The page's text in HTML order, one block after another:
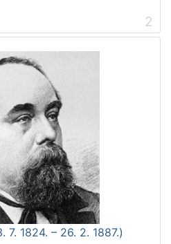
2
1824. – 26. 2. 1887.)